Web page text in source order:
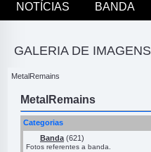
NOTÍCIAS BANDA
GALERIA DE IMAGENS
MetalRemains
MetalRemains
Categorias
Banda (621)
Fotos referentes a banda.